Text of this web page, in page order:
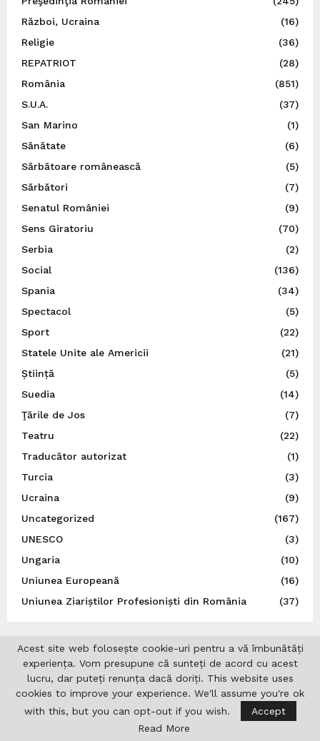
Război, Ucraina
(16)
Religie
(36)
REPATRIOT
(28)
România
(851)
S.U.A.
(37)
San Marino
(1)
Sănătate
(6)
Sărbătoare românească
(5)
Sărbători
(7)
Senatul României
(9)
Sens Giratoriu
(70)
Serbia
(2)
Social
(136)
Spania
(34)
Spectacol
(5)
Sport
(22)
Statele Unite ale Americii
(21)
Știință
(5)
Suedia
(14)
Ţările de Jos
(7)
Teatru
(22)
Traducător autorizat
(1)
Turcia
(3)
Ucraina
(9)
Uncategorized
(167)
UNESCO
(3)
Ungaria
(10)
Uniunea Europeană
(16)
Uniunea Ziariștilor Profesioniști din România
(37)
Acest site web folosește cookie-uri pentru a vă îmbunătăți
experiența. Vom presupune că sunteți de acord cu acest
lucru, dar puteți renunța dacă doriți. This website uses
cookies to improve your experience. We'll assume you're ok
with this, but you can opt-out if you wish.
Accept
Read More